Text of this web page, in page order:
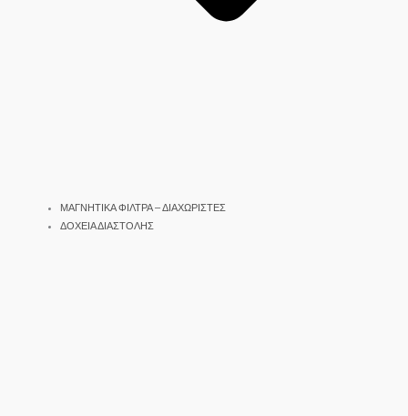
ΜΑΓΝΗΤΙΚΑ ΦΙΛΤΡΑ – ΔΙΑΧΩΡΙΣΤΕΣ
ΔΟΧΕΙΑ ΔΙΑΣΤΟΛΗΣ